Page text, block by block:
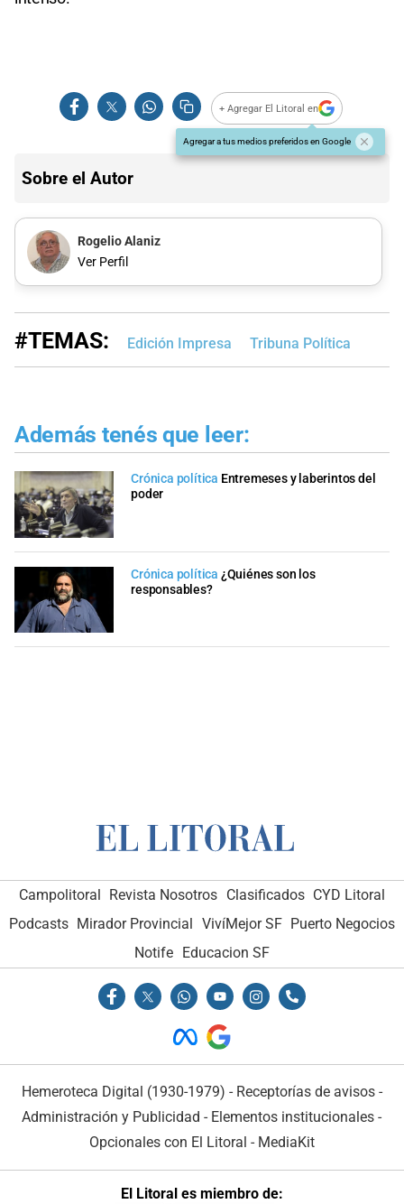
+ Agregar El Litoral en
Agregar a tus medios preferidos en Google
Sobre el Autor
Rogelio Alaniz
Ver Perfil
#TEMAS: Edición Impresa Tribuna Política
Además tenés que leer:
Crónica política Entremeses y laberintos del
poder
Crónica política ¿Quiénes son los
responsables?
Campolitoral Revista Nosotros Clasificados CYD Litoral
Podcasts Mirador Provincial VivíMejor SF Puerto Negocios
Notife Educacion SF
Hemeroteca Digital (1930-1979) - Receptorías de avisos -
Administración y Publicidad - Elementos institucionales -
Opcionales con El Litoral - MediaKit
El Litoral es miembro de: